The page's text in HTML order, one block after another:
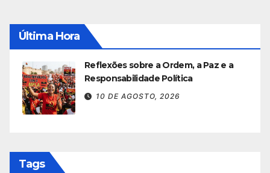
Última Hora
Reflexões sobre a Ordem, a Paz e a
Responsabilidade Política
10 DE AGOSTO, 2026
Tags